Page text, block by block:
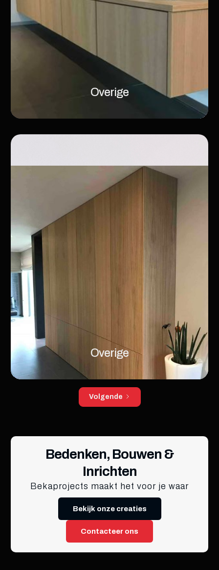
Overige
Overige
Volgende
Bedenken, Bouwen &
Inrichten
Bekaprojects maakt het voor je waar
Bekijk onze creaties
Contacteer ons